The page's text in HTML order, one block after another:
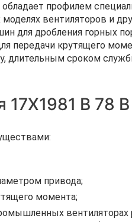
профилем
вентиляторов и
для дробления горных
передачи крутящего
длительным сроком
B 78
привода;
момента;
вентиляторах